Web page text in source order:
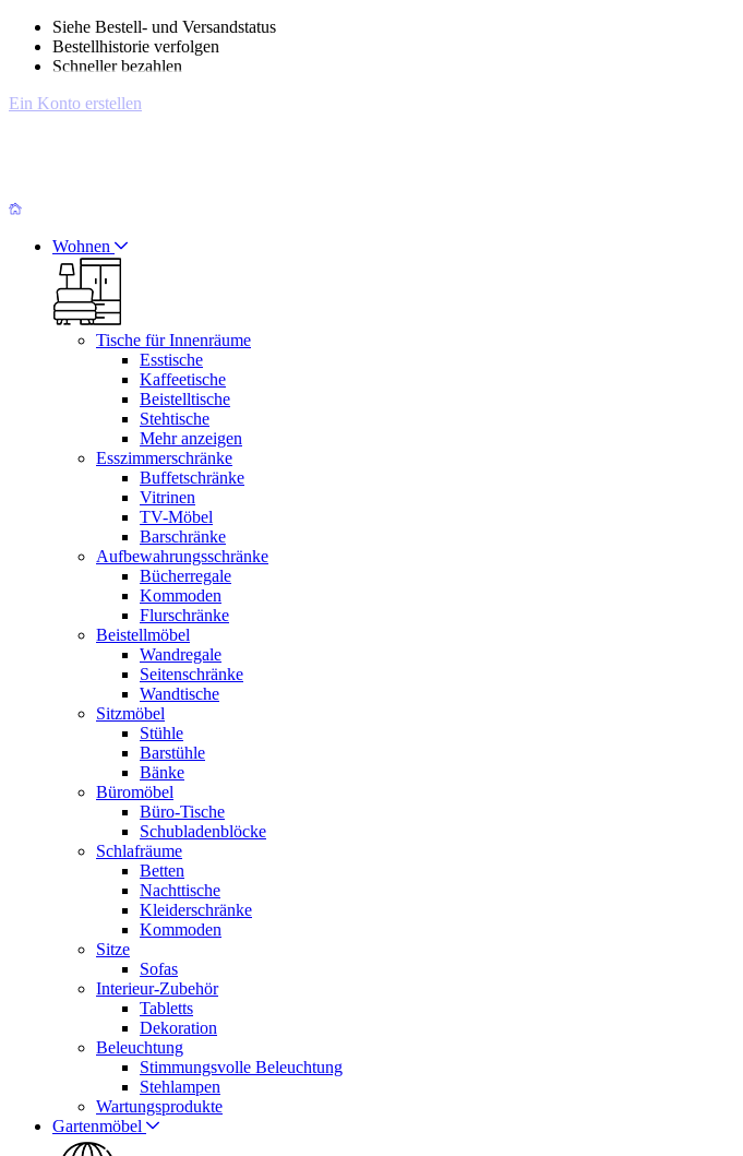
Siehe Bestell- und Versandstatus
Bestellhistorie verfolgen
Schneller bezahlen
Ein Konto erstellen
Wohnen
Tische für Innenräume
Esstische
Kaffeetische
Beistelltische
Stehtische
Mehr anzeigen
Esszimmerschränke
Buffetschränke
Vitrinen
TV-Möbel
Barschränke
Aufbewahrungsschränke
Bücherregale
Kommoden
Flurschränke
Beistellmöbel
Wandregale
Seitenschränke
Wandtische
Sitzmöbel
Stühle
Barstühle
Bänke
Büromöbel
Büro-Tische
Schubladenblöcke
Schlafräume
Betten
Nachttische
Kleiderschränke
Kommoden
Sitze
Sofas
Interieur-Zubehör
Tabletts
Dekoration
Beleuchtung
Stimmungsvolle Beleuchtung
Stehlampen
Wartungsprodukte
Gartenmöbel